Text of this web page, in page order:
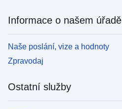
Informace o našem úřadě
Naše poslání, vize a hodnoty
Zpravodaj
Ostatní služby